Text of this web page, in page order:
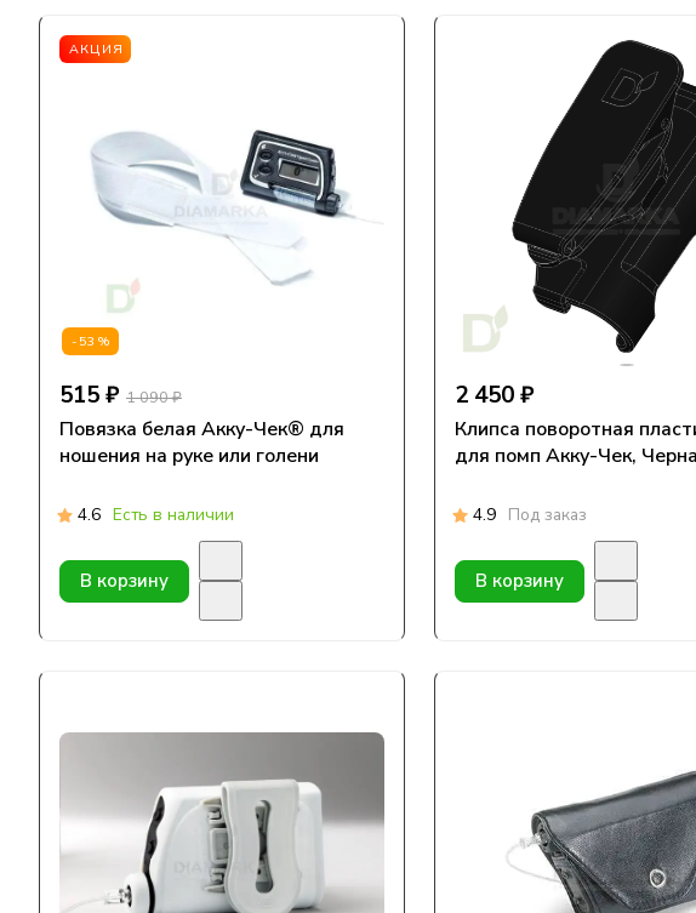
АКЦИЯ
-53%
515 ₽ 1 090 ₽
Повязка белая Акку-Чек® для
ношения на руке или голени
4.6 Есть в наличии
В корзину
2 450 ₽
Клипса поворотная
для помп Акку-Чек,
4.9 Под заказ
В корзину